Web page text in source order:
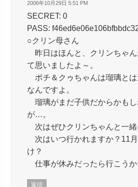
2006年10月29日 5:51 PM
SECRET: 0
PASS:
○クリン母さん
昨日はほんと、クリンちゃん
て思いましたよ～。
ポチ＆クゥちゃんは瑠璃と
なんですよ。
瑠璃がまだ子供だからかもし
が…。
次はぜひクリンちゃんと一緒
次はいつ行かれますか？11
け？
仕事が休みだったら行こうか
返信